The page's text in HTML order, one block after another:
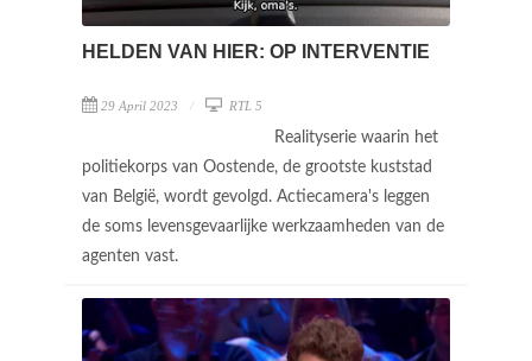
HELDEN VAN HIER: OP INTERVENTIE
29 April 2023 RTL 5
Realityserie waarin het
politiekorps van Oostende, de grootste kuststad
van België, wordt gevolgd. Actiecamera's leggen
de soms levensgevaarlijke werkzaamheden van de
agenten vast.